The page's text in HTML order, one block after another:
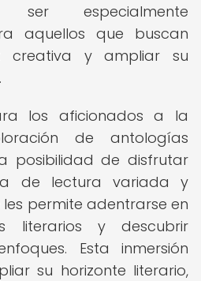
especialmente
aquellos que buscan
creativa y ampliar su
los aficionados a la
de antologías
posibilidad de disfrutar
de lectura variada y
permite adentrarse en
literarios y descubrir
Esta inmersión
su horizonte literario,